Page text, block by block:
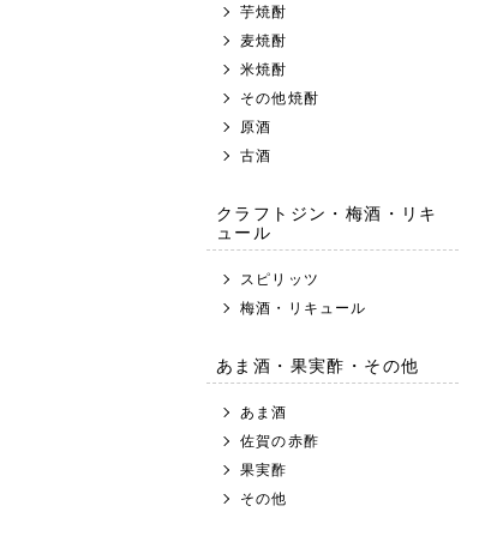
芋焼酎
麦焼酎
米焼酎
その他焼酎
原酒
古酒
クラフトジン・梅酒・リキ
ュール
スピリッツ
梅酒・リキュール
あま酒・果実酢・その他
あま酒
佐賀の赤酢
果実酢
その他